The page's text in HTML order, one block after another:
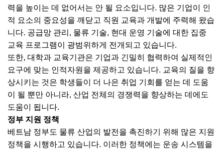
력을 높이는 데 없어서는 안 될 요소입니다. 많은 기업이 인
적 요소의 중요성을 깨닫고 직원 교육과 개발에 주력해 왔습
니다. 공급망 관리, 물류 기술, 현대 운영 기술에 대한 집중
교육 프로그램이 광범위하게 전개되고 있습니다.
또한, 대학과 교육기관은 기업과 긴밀히 협력하여 실제적인
요구에 맞는 인적자원을 제공하고 있습니다. 교육의 질을 향
상시키는 것은 학생들이 더 나은 취업 기회를 얻는 데 도움
이 될 뿐만 아니라, 산업 전체의 경쟁력을 향상하는 데에도
도움이 됩니다.
정부 지원 정책
베트남 정부도 물류 산업의 발전을 촉진하기 위해 많은 지원
정책을 시행하고 있습니다. 이러한 정책에는 운송 시스템을